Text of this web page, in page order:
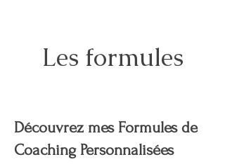
Les formules
Découvrez mes Formules de
Coaching Personnalisées